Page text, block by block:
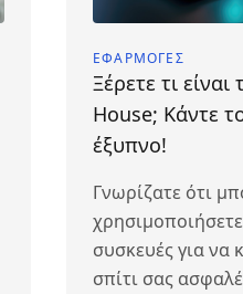
ΕΦΑΡΜΟΓΈΣ
Ξέρετε τι
House; Κάντε
έξυπνο!
Γνωρίζατε ότι
συσκευές για να
σπίτι σας